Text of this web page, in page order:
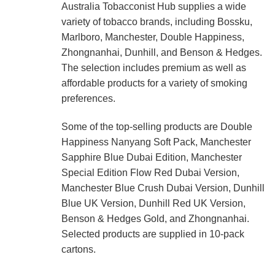
Australia Tobacconist Hub supplies a wide
variety of tobacco brands, including Bossku,
Marlboro, Manchester, Double Happiness,
Zhongnanhai, Dunhill, and Benson & Hedges.
The selection includes premium as well as
affordable products for a variety of smoking
preferences.
Some of the top-selling products are Double
Happiness Nanyang Soft Pack, Manchester
Sapphire Blue Dubai Edition, Manchester
Special Edition Flow Red Dubai Version,
Manchester Blue Crush Dubai Version, Dunhill
Blue UK Version, Dunhill Red UK Version,
Benson & Hedges Gold, and Zhongnanhai.
Selected products are supplied in 10-pack
cartons.